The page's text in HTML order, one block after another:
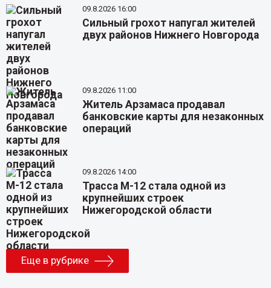
09.8.2026 16:00
Сильный грохот напугал жителей
двух районов Нижнего Новгорода
09.8.2026 11:00
Житель Арзамаса продавал
банковские карты для незаконных
операций
09.8.2026 14:00
Трасса М-12 стала одной из
крупнейших строек
Нижегородской области
Еще в рубрике